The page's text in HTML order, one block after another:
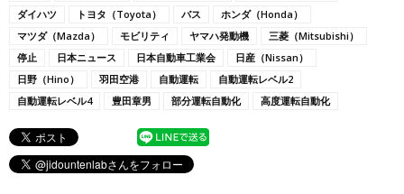
ダイハツ
トヨタ（Toyota） バス
ホンダ（Honda）
マツダ（Mazda）
モビリティ ヤマハ発動機
三菱（Mitsubishi）
停止
日本ニュース 日本自動車工業会
日産（Nissan）
日野（Hino）
羽田空港 自動運転
自動運転レベル2
自動運転レベル4
豊田章男 部分運転自動化 高度運転自動化